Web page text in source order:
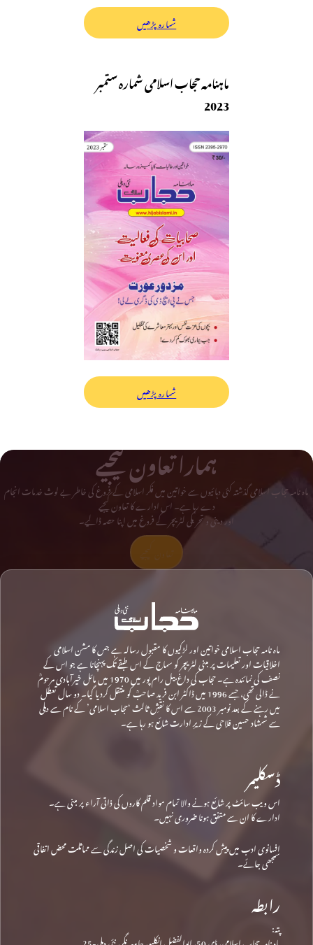
شمارہ پڑھیں
ماہنامہ حجاب اسلامی شمارہ ستمبر
2023
شمارہ پڑھیں
ہمارا تعاون کیجیے
ماہ نامہ حجاب اسلامی گذشتہ کئی دہائیوں سے خواتین میں فکر اسلامی کے فروغ کی خاطر بے لوث خدمات انجام
دے رہا ہے۔ اس ادارے کا تعاون کیجیے
اور دینی و تحریکی لٹریچر کے فروغ میں اپنا حصہ ڈالیے۔
ماہ نامہ حجاب اسلامی خواتین اور لڑکیوں کا مقبول رسالہ ہے جس کا مشن اسلامی
اخلاقیات اور تعلیمات پر مبنی لٹریچر کو سماج کے اس طبقے تک پہنچانا ہے جو اس کے
نصف کی نمائندہ ہے۔ حجاب کی داغ بیل رام پور میں 1970 میں مائل خیرآبادی مرحومؒ
نے ڈالی تھی، جسے 1996 میں ڈاکٹر ابن فرید صاحبؒ کو منتقل کردیا گیا۔ دو سال تعطل
میں رہنے کے بعد نومبر 2003 سے اس کا نقشِ ثالث ‘حجاب اسلامی’ کے نام سے دہلی
سے شمشاد حسین فلاحی کے زیرِ ادارت شائع ہو رہا ہے۔
ڈسکلیمر
اس ویب سائٹ پر شائع ہونے والا تمام مواد قلم کاروں کی ذاتی آراء پر مبنی ہے۔
ادارے کا ان سے متفق ہونا ضروری نہیں۔
افسانوی ادب میں پیش کردہ واقعات و شخصیات کی اصل زندگی سے مماثلت محض اتفاقی
سمجھی جائے۔
رابطہ
پتہ: